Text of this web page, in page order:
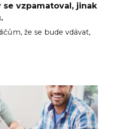
se vzpamatoval, jinak
že se bude vdávat,